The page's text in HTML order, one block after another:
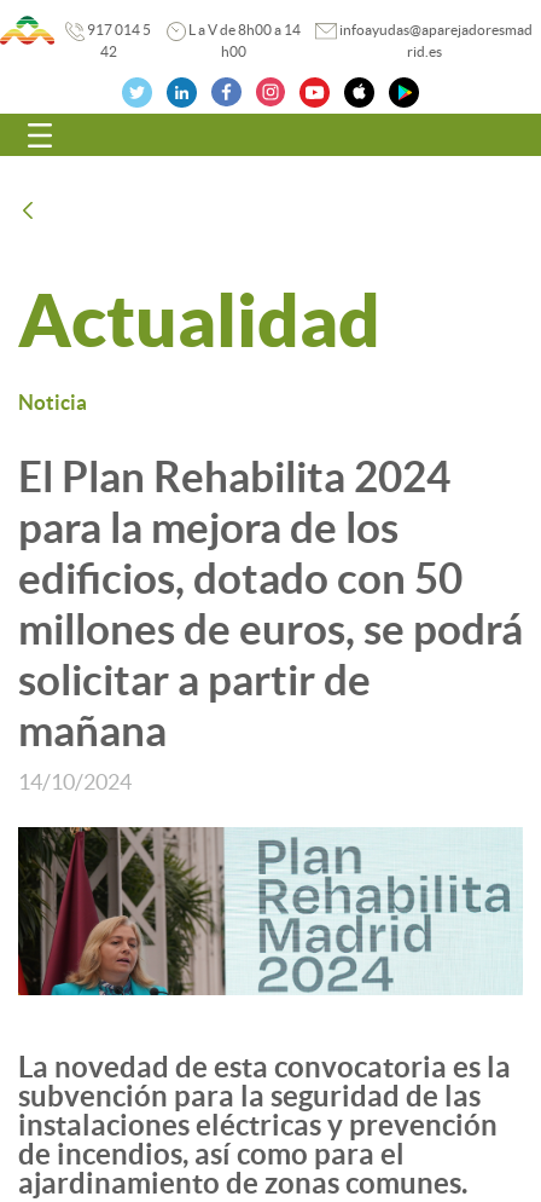
917 014 5
42
L a V de 8h00 a 14
h00
infoayudas@aparejadoresmad
rid.es
Navegación
Actualidad
Noticia
El Plan Rehabilita 2024
para la mejora de los
edificios, dotado con 50
millones de euros, se podrá
solicitar a partir de
mañana
14/10/2024
La novedad de esta convocatoria es la
subvención para la seguridad de las
instalaciones eléctricas y prevención
de incendios, así como para el
ajardinamiento de zonas comunes.